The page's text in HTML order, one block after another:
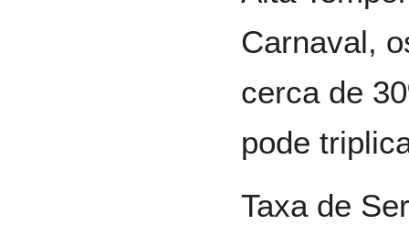
Carnaval,
cerca de
pode
Taxa de